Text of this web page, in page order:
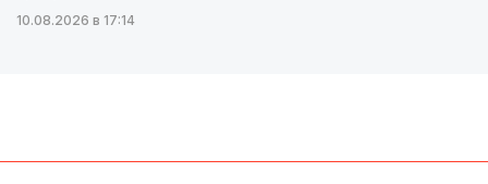
10.08.2026 в 17:14